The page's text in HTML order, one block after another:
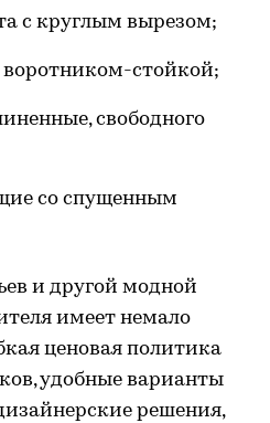
с круглым вырезом;
стойкой;
свободного
со спущенным
и другой модной
имеет немало
ценовая политика
удобные варианты
решения,